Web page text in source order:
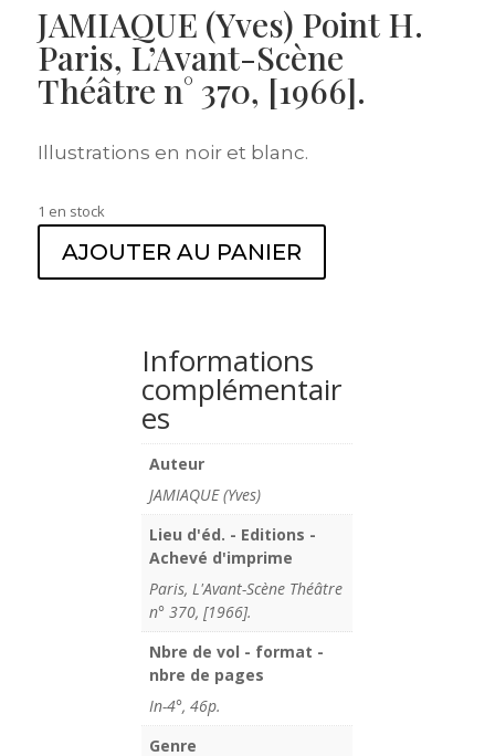
JAMIAQUE (Yves) Point H.
Paris, L’Avant-Scène
Théâtre n° 370, [1966].
Illustrations en noir et blanc.
1 en stock
AJOUTER AU PANIER
Informations
complémentair
es
Auteur
JAMIAQUE (Yves)
Lieu d'éd. - Editions -
Achevé d'imprime
Paris, L'Avant-Scène Théâtre
n° 370, [1966].
Nbre de vol - format -
nbre de pages
In-4°, 46p.
Genre